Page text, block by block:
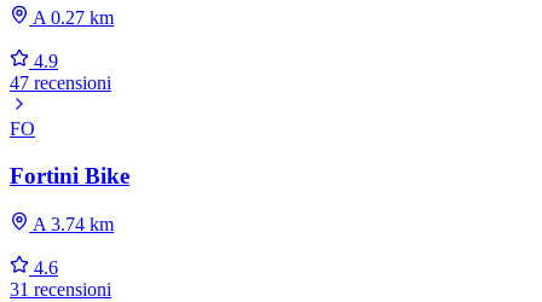
A 0.27 km
4.9
47 recensioni
FO
Fortini Bike
A 3.74 km
4.6
31 recensioni